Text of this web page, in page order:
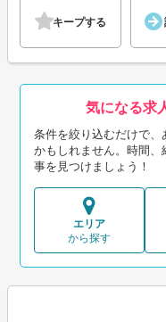
キープする
気になる求
条件を絞り込むだけで
かもしれません。時間
事を見つけましょう！
エリア
から探す